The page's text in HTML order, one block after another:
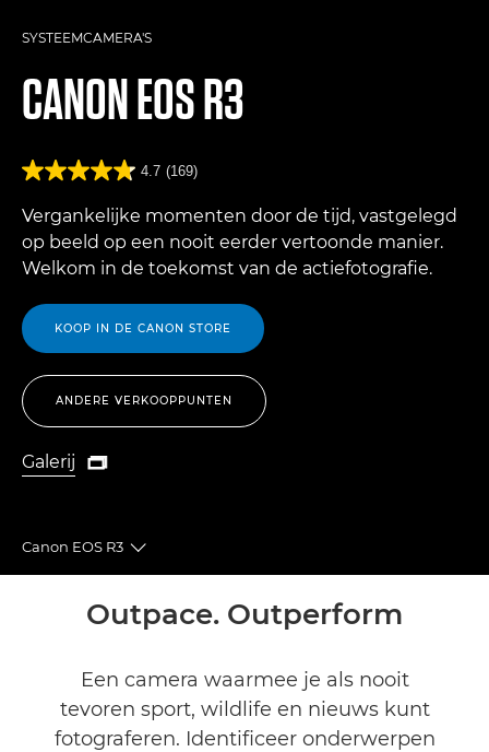
SYSTEEMCAMERA'S
CANONEOS R3
4.7 (169)
Vergankelijke momenten door de tijd, vastgelegd
op beeld op een nooit eerder vertoonde manier.
Welkom in de toekomst van de actiefotografie.
KOOP IN DE CANON STORE
ANDERE VERKOOPPUNTEN
Galerij
Galerij

Canon EOS R3
Toggle breadcrumbs
Galerij
Outpace. Outperform
Een camera waarmee je als nooit
tevoren sport, wildlife en nieuws kunt
fotograferen. Identificeer onderwerpen